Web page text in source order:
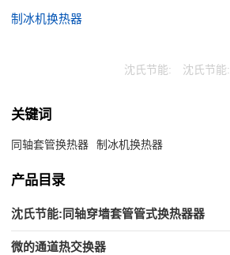
制冰机换热器
沈氏节能: 沈氏节能:
关键词
同轴套管换热器 制冰机换热器
产品目录
沈氏节能:同轴穿墙套管管式换热器器
微的通道热交换器